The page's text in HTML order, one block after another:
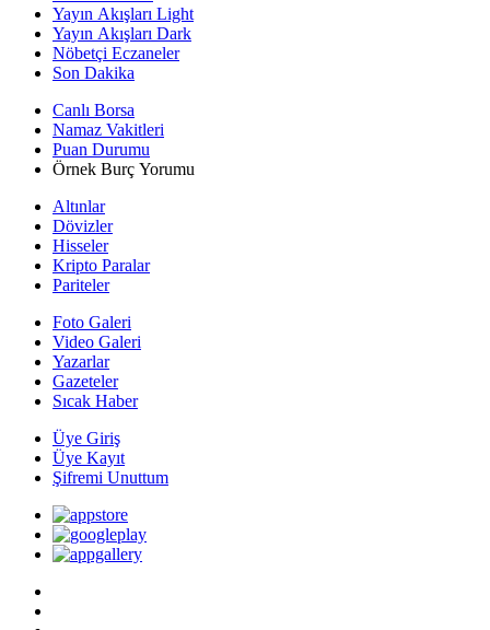
Yayın Akışları Light
Yayın Akışları Dark
Nöbetçi Eczaneler
Son Dakika
Canlı Borsa
Namaz Vakitleri
Puan Durumu
Örnek Burç Yorumu
Altınlar
Dövizler
Hisseler
Kripto Paralar
Pariteler
Foto Galeri
Video Galeri
Yazarlar
Gazeteler
Sıcak Haber
Üye Giriş
Üye Kayıt
Şifremi Unuttum